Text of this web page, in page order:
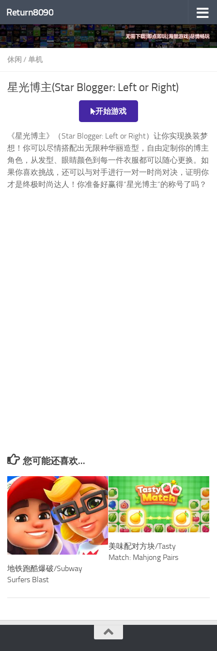
跳至内容
Return8090
休闲 / 单机
星光博主(Star Blogger: Left or Right)
开始游戏
《星光博主》（Star Blogger: Left or Right）让你实现换装梦
想！你可以尽情搭配出无限种华丽造型，自由定制你的博主
角色，从发型、眼睛颜色到每一件衣服都可以随心更换。如
果你喜欢挑战，还可以与对手进行一对一时尚对决，证明你
才是终极时尚达人！你准备好赢得“星光博主”的称号了吗？
您可能还喜欢...
地铁跑酷爆破/Subway
Surfers Blast
美味配对方块/Tasty
Match: Mahjong Pairs